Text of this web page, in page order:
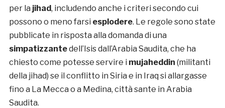
per la jihad, includendo anche i criteri secondo cui
possono o meno farsi esplodere. Le regole sono state
pubblicate in risposta alla domanda di una
simpatizzantedell’Isis dall’Arabia Saudita, che ha
chiesto come potesse servire i mujaheddin (militanti
della jihad) se il conflitto in Siria e in Iraq si allargasse
fino a La Mecca o a Medina, città sante in Arabia
Saudita.